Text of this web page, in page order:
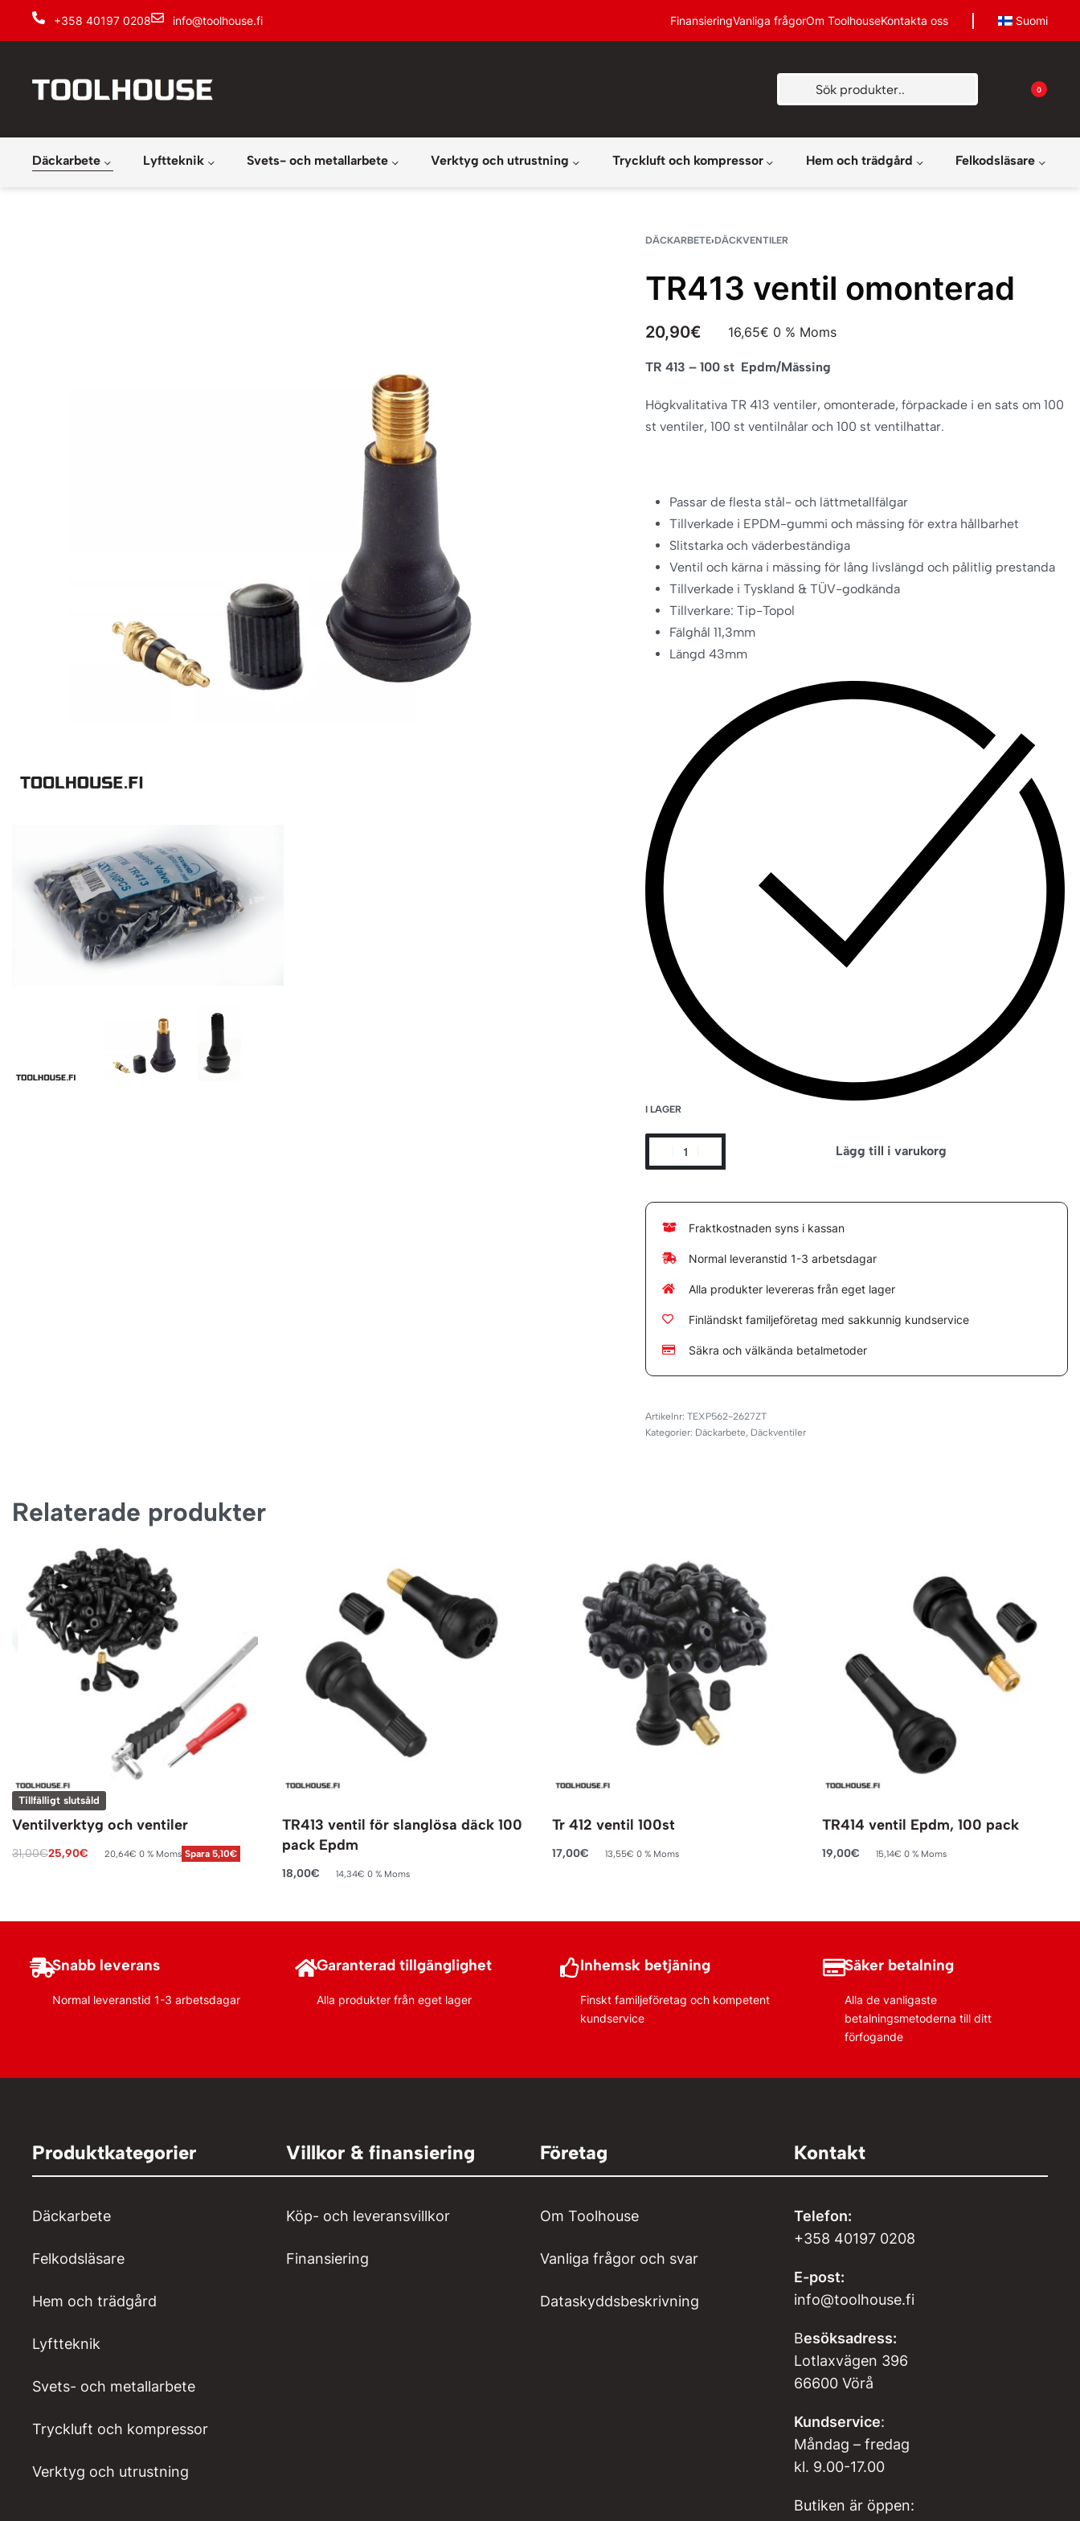
+358 40197 0208 info@toolhouse.fi FinansieringVanliga frågorOm ToolhouseKontakta oss Suomi
0
Däckarbete Lyftteknik Svets- och metallarbete Verktyg och utrustning Tryckluft och kompressor Hem och trädgård Felkodsläsare
DÄCKARBETE›DÄCKVENTILER
TR413 ventil omonterad
20,90€ 16,65€ 0 % Moms
TR 413 – 100 st Epdm/Mässing
Högkvalitativa TR 413 ventiler, omonterade, förpackade i en sats om 100
st ventiler, 100 st ventilnålar och 100 st ventilhattar.
Passar de flesta stål- och lättmetallfälgar
Tillverkade i EPDM-gummi och mässing för extra hållbarhet
Slitstarka och väderbeständiga
Ventil och kärna i mässing för lång livslängd och pålitlig prestanda
Tillverkade i Tyskland & TÜV-godkända
Tillverkare: Tip-Topol
Fälghål 11,3mm
Längd 43mm
I LAGER
Lägg till i varukorg
Fraktkostnaden syns i kassan
Normal leveranstid 1-3 arbetsdagar
Alla produkter levereras från eget lager
Finländskt familjeföretag med sakkunnig kundservice
Säkra och välkända betalmetoder
TEXP562-2627ZT
Kategorier: Däckarbete, Däckventiler
Relaterade produkter
Tillfälligt slutsåld
Ventilverktyg och ventiler
31,00€25,90€ 20,64€ 0 % Moms Spara 5,10€
TR413 ventil för slanglösa däck 100
pack Epdm
18,00€ 14,34€ 0 % Moms
Tr 412 ventil 100st
17,00€ 13,55€ 0 % Moms
TR414 ventil Epdm, 100 pack
19,00€ 15,14€ 0 % Moms
Snabb leverans
Normal leveranstid 1-3 arbetsdagar
Garanterad tillgänglighet
Alla produkter från eget lager
Inhemsk betjäning
Finskt familjeföretag och kompetent
kundservice
Säker betalning
Alla de vanligaste
betalningsmetoderna till ditt
förfogande
Produktkategorier
Däckarbete
Felkodsläsare
Hem och trädgård
Lyftteknik
Svets- och metallarbete
Tryckluft och kompressor
Verktyg och utrustning
Villkor & finansiering
Köp- och leveransvillkor
Finansiering
Företag
Om Toolhouse
Vanliga frågor och svar
Dataskyddsbeskrivning
Kontakt
Telefon:
+358 40197 0208
E-post:
info@toolhouse.fi
Besöksadress:
Lotlaxvägen 396
66600 Vörå
Kundservice:
Måndag – fredag
kl. 9.00-17.00
Butiken är öppen: